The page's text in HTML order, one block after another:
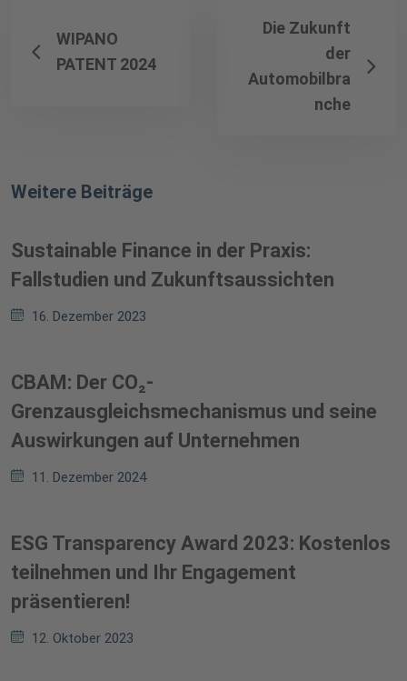
WIPANO
PATENT 2024
Die Zukunft
der
Automobilbra
nche
Weitere Beiträge
Sustainable Finance in der Praxis:
Fallstudien und Zukunftsaussichten
16. Dezember 2023
CBAM: Der CO₂-
Grenzausgleichsmechanismus und seine
Auswirkungen auf Unternehmen
11. Dezember 2024
ESG Transparency Award 2023: Kostenlos
teilnehmen und Ihr Engagement
präsentieren!
12. Oktober 2023